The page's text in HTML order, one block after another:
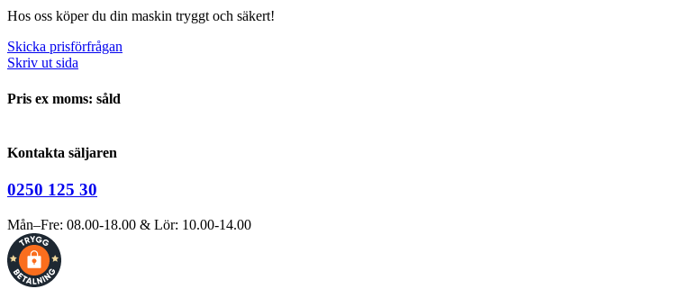
Hos oss köper du din maskin tryggt och säkert!
Skicka prisförfrågan
Skriv ut sida
Pris ex moms: såld
Kontakta säljaren
0250 125 30
Mån–Fre: 08.00-18.00 & Lör: 10.00-14.00